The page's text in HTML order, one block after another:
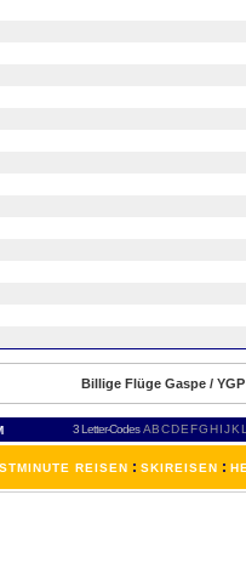
Billige Flüge Gaspe /
3 Letter-Codes ABCDEFGH IJKL
REISEN : SKIREISEN :